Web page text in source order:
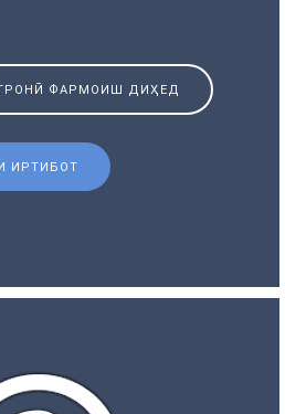
ФАРМОИШ ДИҲЕД
ИРТИБОТ